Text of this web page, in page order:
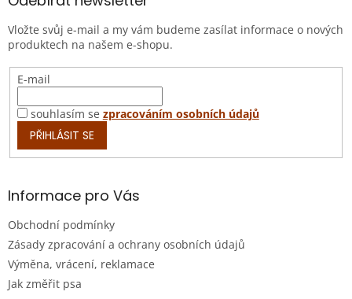
Vložte svůj e-mail a my vám budeme zasílat informace o nových
produktech na našem e-shopu.
E-mail
souhlasím se zpracováním osobních údajů
PŘIHLÁSIT SE
Informace pro Vás
Obchodní podmínky
Zásady zpracování a ochrany osobních údajů
Výměna, vrácení, reklamace
Jak změřit psa